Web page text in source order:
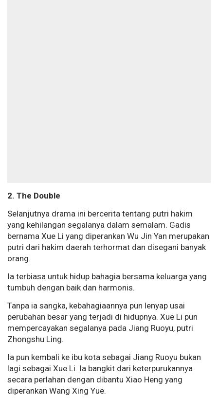
2. The Double
Selanjutnya drama ini bercerita tentang putri hakim
yang kehilangan segalanya dalam semalam. Gadis
bernama Xue Li yang diperankan Wu Jin Yan merupakan
putri dari hakim daerah terhormat dan disegani banyak
orang.
Ia terbiasa untuk hidup bahagia bersama keluarga yang
tumbuh dengan baik dan harmonis.
Tanpa ia sangka, kebahagiaannya pun lenyap usai
perubahan besar yang terjadi di hidupnya. Xue Li pun
mempercayakan segalanya pada Jiang Ruoyu, putri
Zhongshu Ling.
Ia pun kembali ke ibu kota sebagai Jiang Ruoyu bukan
lagi sebagai Xue Li. Ia bangkit dari keterpurukannya
secara perlahan dengan dibantu Xiao Heng yang
diperankan Wang Xing Yue.